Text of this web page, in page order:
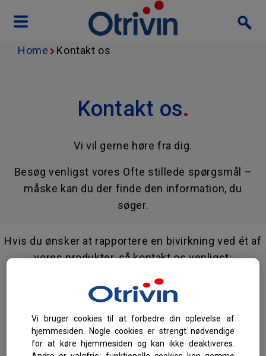
Home Kontakt os
Kontakt os.
Vi vil gerne høre fra dig.
Besøg venligst vores Ofte stillede spørgsmål –
måske kan du der finde den information, du
søger.
Hvis du ønsker at rapportere en bivirkning ved ét af
vores produkter, så kontakt os venligst:
mystory.nd@haleon.com
Vi bruger cookies til at forbedre din oplevelse af
hjemmesiden. Nogle cookies er strengt nødvendige
for at køre hjemmesiden og kan ikke deaktiveres.